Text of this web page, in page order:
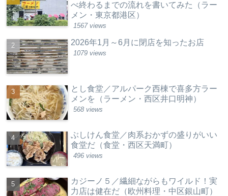
べ終わるまでの流れを書いてみた（ラー
メン・東京都港区）
1567 views
2026年1月～6月に閉店を知ったお店
1079 views
とし食堂／アルパーク西棟で喜多方ラー
メンを（ラーメン・西区井口明神）
568 views
ぶしけん食堂／肉系おかずの盛りがいい
食堂だ（食堂・西区天満町）
496 views
カジーノ５／繊細ながらもワイルド！実
力店は健在だ（欧州料理・中区銀山町）